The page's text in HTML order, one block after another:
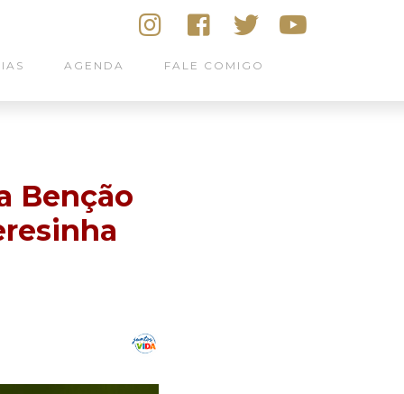
AGENDA FALE COMIGO
Benção